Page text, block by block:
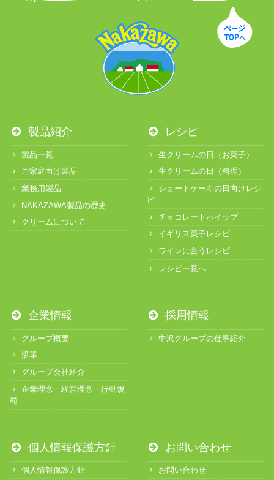
製品紹介
製品一覧
ご家庭向け製品
業務用製品
NAKAZAWA製品の歴史
クリームについて
レシピ
生クリームの日（お菓子）
生クリームの日（料理）
ショートケーキの日向けレシ
ピ
チョコレートホイップ
イギリス菓子レシピ
ワインに合うレシピ
レシピ一覧へ
企業情報
グループ概要
沿革
グループ会社紹介
企業理念・経営理念・行動規
範
採用情報
中沢グループの仕事紹介
個人情報保護方針
個人情報保護方針
お問い合わせ
お問い合わせ